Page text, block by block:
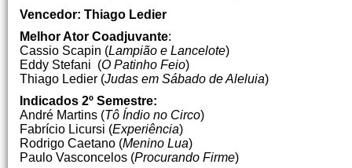
Vencedor: Thiago Ledier
Melhor Ator Coadjuvante:
Cassio Scapin (Lampião e Lancelote)
Eddy Stefani (O Patinho Feio)
Thiago Ledier (Judas em Sábado de Aleluia)
Indicados 2º Semestre:
André Martins (Tô Índio no Circo)
Fabrício Licursi (Experiência)
Rodrigo Caetano (Menino Lua)
Paulo Vasconcelos (Procurando Firme)